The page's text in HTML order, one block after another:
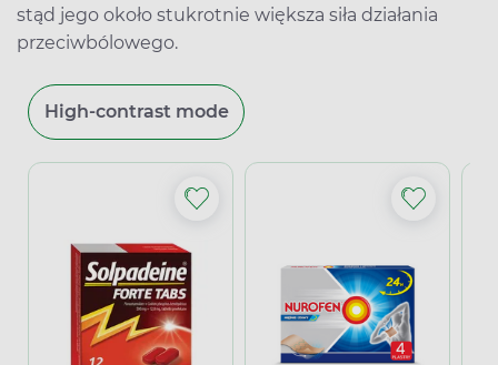
stąd jego około stukrotnie większa siła działania
przeciwbólowego.
High-contrast mode